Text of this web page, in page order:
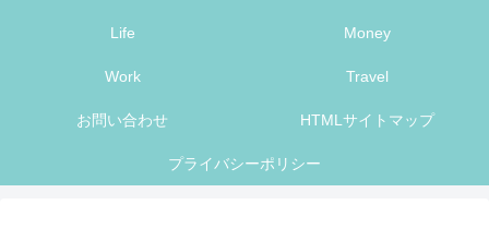
Life Money
Work Travel
お問い合わせ HTMLサイトマップ
プライバシーポリシー